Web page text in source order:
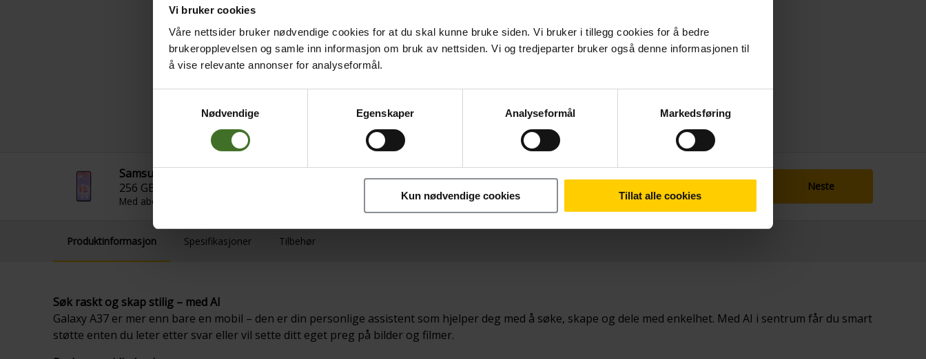
Vi bruker cookies
Våre nettsider bruker nødvendige cookies for at du skal kunne bruke siden. Vi bruker i tillegg cookies for å bedre
brukeropplevelsen og samle inn informasjon om bruk av nettsiden. Vi og tredjeparter bruker også denne informasjonen til
å vise relevante annonser for analyseformål.
Nødvendige
Egenskaper Analyseformål Markedsføring
Kun nødvendige cookies Tillat alle cookies
Samsung Galaxy A37
256 GB, Awesome Graygreen
Med abonnement 10 GB
Månedlig pris
24 mnd. binding
Betal nå
Neste
Produktinformasjon Spesifikasjoner Tilbehør
Søk raskt og skap stilig – med AI
Galaxy A37 er mer enn bare en mobil – den er din personlige assistent som hjelper deg med å søke, skape og dele med enkelhet. Med AI i sentrum får du smart
støtte enten du leter etter svar eller vil sette ditt eget preg på bilder og filmer.